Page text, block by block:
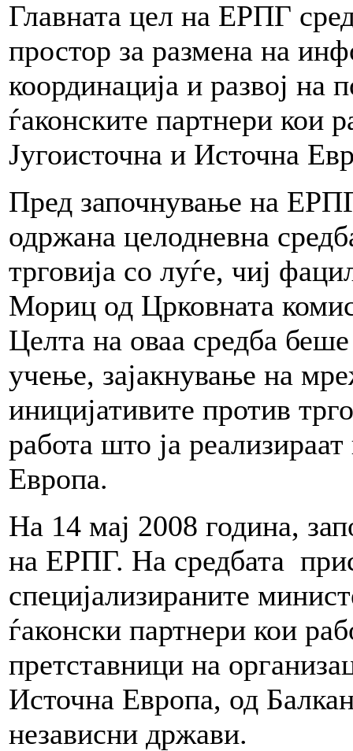
Главната цел на ЕРПГ
простор за размена на
координација и развој на
ѓаконските партнери кои
Југоисточна и Источна
Пред започнување на
одржана целодневна
трговија со луѓе, чиј
Мориц од Црковната
Целта на оваа средба
учење, зајакнување на
иницијативите против
работа што ја
Европа.
На 14 мај 2008 година,
на ЕРПГ. На средбата
специјализираните
ѓаконски партнери кои
претставници на
Источна Европа, од
независни држави.